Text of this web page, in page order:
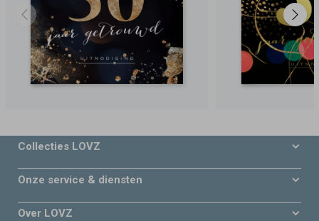
Collecties LOVZ
Onze service & diensten
Over LOVZ